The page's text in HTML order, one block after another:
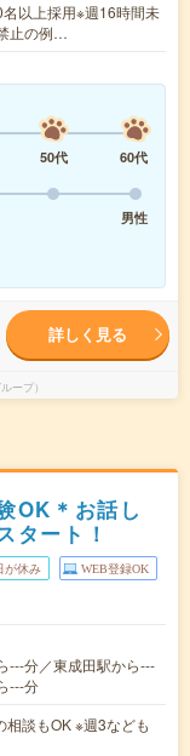
以上採用※週16時間未
止の例…
50代
60代
男性
詳しく見る
ープ）
OK＊お話し
タート！
が休み WEB登録OK
---分／東成田駅から---
---分
談もOK ※週3なども